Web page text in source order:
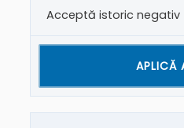
Acceptă istoric negativ
APLICĂ